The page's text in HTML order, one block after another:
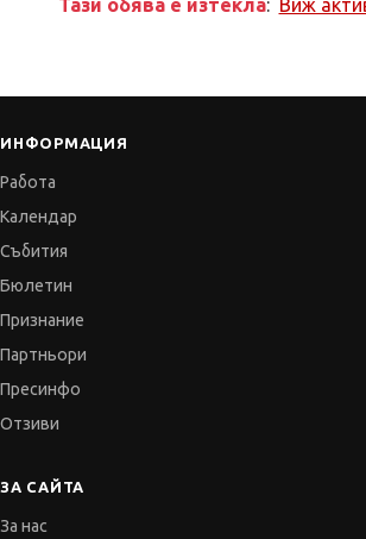
Тази обява е изтекла: Виж
ИНФОРМАЦИЯ
Работа
Календар
Събития
Бюлетин
Признание
Партньори
Пресинфо
Отзиви
ЗА САЙТА
За нас